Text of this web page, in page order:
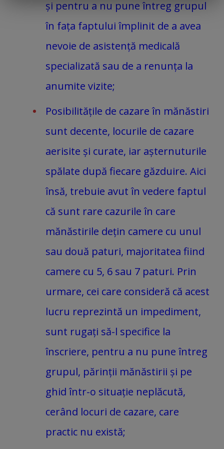
și pentru a nu pune întreg grupul
în fața faptului împlinit de a avea
nevoie de asistență medicală
specializată sau de a renunța la
anumite vizite;
Posibilitățile de cazare în mănăstiri
sunt decente, locurile de cazare
aerisite și curate, iar așternuturile
spălate după fiecare găzduire. Aici
însă, trebuie avut în vedere faptul
că sunt rare cazurile în care
mănăstirile dețin camere cu unul
sau două paturi, majoritatea fiind
camere cu 5, 6 sau 7 paturi. Prin
urmare, cei care consideră că acest
lucru reprezintă un impediment,
sunt rugați să-l specifice la
înscriere, pentru a nu pune întreg
grupul, părinții mănăstirii și pe
ghid într-o situație neplăcută,
cerând locuri de cazare, care
practic nu există;